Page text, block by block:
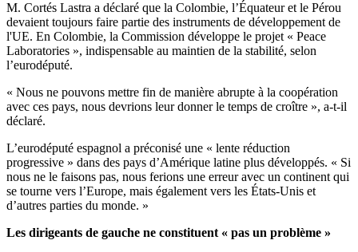
M. Cortés Lastra a déclaré que la Colombie, l’Équateur et le Pérou
devaient toujours faire partie des instruments de développement de
l'UE. En Colombie, la Commission développe le projet « Peace
Laboratories », indispensable au maintien de la stabilité, selon
l’eurodéputé.
« Nous ne pouvons mettre fin de manière abrupte à la coopération
avec ces pays, nous devrions leur donner le temps de croître », a-t-il
déclaré.
L’eurodéputé espagnol a préconisé une « lente réduction
progressive » dans des pays d’Amérique latine plus développés. « Si
nous ne le faisons pas, nous ferions une erreur avec un continent qui
se tourne vers l’Europe, mais également vers les États-Unis et
d’autres parties du monde. »
Les dirigeants de gauche ne constituent « pas un problème »